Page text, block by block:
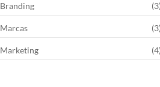
Branding
Marcas
Marketing